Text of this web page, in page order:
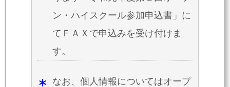
ン・ハイスクール参加申込書」に
てＦＡＸで申込みを受け付けま
す。
なお、個人情報についてはオープ